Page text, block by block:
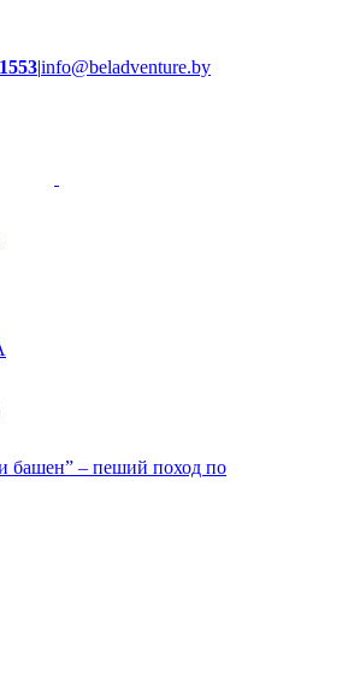
|info@beladventure.by
башен” – пеший поход по